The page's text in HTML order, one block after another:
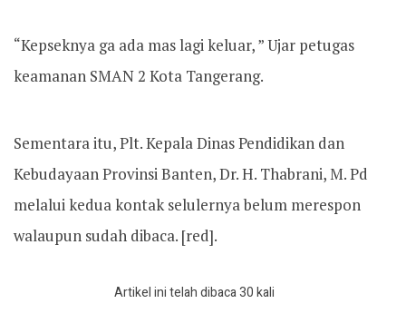
“Kepseknya ga ada mas lagi keluar, ” Ujar petugas
keamanan SMAN 2 Kota Tangerang.
Sementara itu, Plt. Kepala Dinas Pendidikan dan
Kebudayaan Provinsi Banten, Dr. H. Thabrani, M. Pd
melalui kedua kontak selulernya belum merespon
walaupun sudah dibaca. [red].
Artikel ini telah dibaca 30 kali